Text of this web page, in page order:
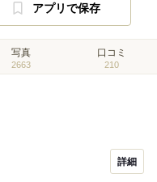
アプリで保存
写真
2663
口コミ
210
詳細